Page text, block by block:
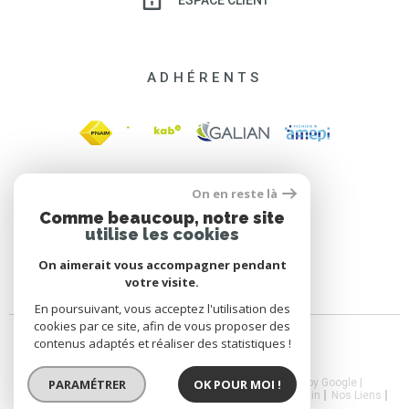
ADHÉRENTS
© 2026 | Tous droits réservés | Traduction powered by Google |
Nos Honoraires
Plan Du Site Admin
Nos Liens
On en reste là
Comme beaucoup, notre site
utilise les cookies
On aimerait vous accompagner pendant
votre visite.
En poursuivant, vous acceptez l'utilisation des
cookies par ce site, afin de vous proposer des
contenus adaptés et réaliser des statistiques !
PARAMÉTRER OK POUR MOI !